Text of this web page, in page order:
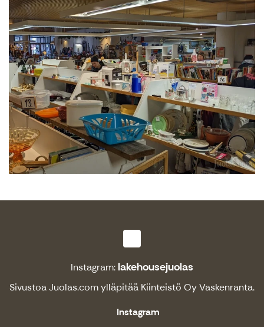
Instagram:lakehousejuolas
SivustoaJuolas.comylläpitää Kiinteistö Oy Vaskenranta.
Instagram